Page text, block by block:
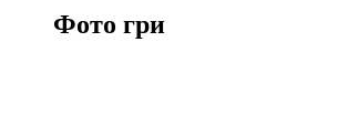
Фото гри